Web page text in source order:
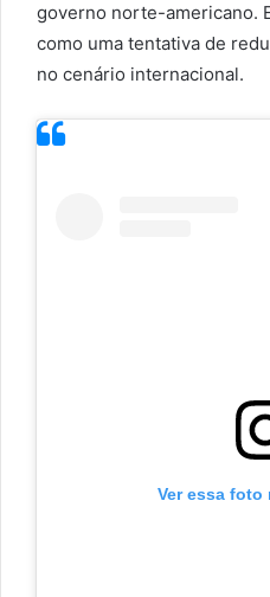
governo norte-americano.
como uma tentativa de
no cenário internacional.
Ver essa foto